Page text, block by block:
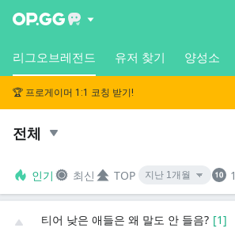
리그오브레전드 유저 찾기 양성소
🏆 프로게이머 1:1 코칭 받기!
전체
인기 최신 TOP
티어 낮은 애들은 왜 말도 안 들음? [1]